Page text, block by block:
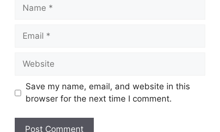
Save my name, email, and website in this
browser for the next time I comment.